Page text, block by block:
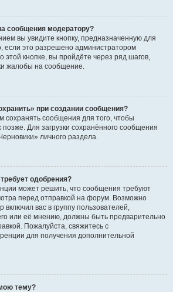
сообщения модератору?
вы увидите кнопку, предназначенную для
если это разрешено администратором
этой кнопке, вы пройдёте через ряд шагов,
жалобы на сообщение.
при создании сообщения?
сохранять сообщения для того, чтобы
позже. Для загрузки сохранённого сообщения
личного раздела.
одобрения?
может решить, что сообщения требуют
перед отправкой на форум. Возможно
включил вас в группу пользователей,
или её мнению, должны быть предварительно
Пожалуйста, свяжитесь с
для получения дополнительной
тему?